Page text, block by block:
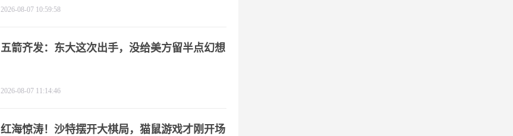
2026-08-07 10:59:58
五箭齐发：东大这次出手，没给美方留半点幻想
2026-08-07 11:14:46
红海惊涛！沙特摆开大棋局，猫鼠游戏才刚开场